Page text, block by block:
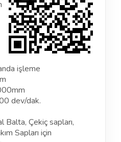
işleme
dev/dak.
Balta, Çekiç sapları,
Sapları için